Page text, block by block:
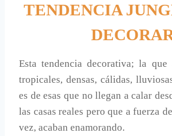
TENDENCIA
Esta tendencia decorativa; la
tropicales, densas, cálidas,
es de esas que no llegan a calar
las casas reales pero que a fuerza
vez, acaban enamorando.